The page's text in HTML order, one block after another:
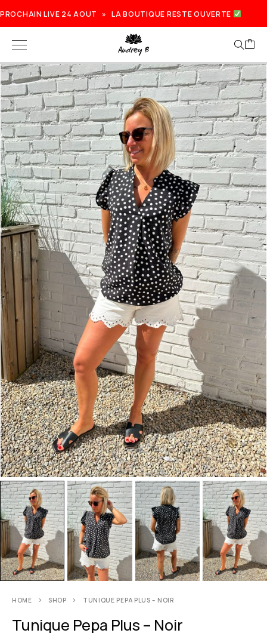
PROCHAIN LIVE 24 AOUT » LA BOUTIQUE RESTE OUVERTE
HOME SHOP TUNIQUE PEPA PLUS – NOIR
Tunique Pepa Plus – Noir